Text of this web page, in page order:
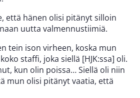
että hänen olisi pitänyt silloin
uutta valmennustiimiä.
tein ison virheen, koska mun
staffi, joka siellä [HJK:ssa] oli.
kun olin poissa… Siellä oli niin
mun olisi pitänyt vaatia, että